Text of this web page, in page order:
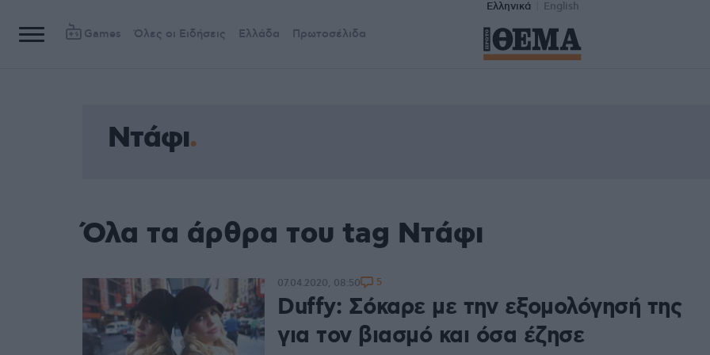
Ελληνικά English
Games Όλες οι Ειδήσεις Ελλάδα Πρωτοσέλιδα
Ντάφι
Όλα τα άρθρα του tag Ντάφι
Duffy: Σόκαρε με την εξομολόγησή της
για τον βιασμό και όσα έζησε
07.04.2020, 08:50 5